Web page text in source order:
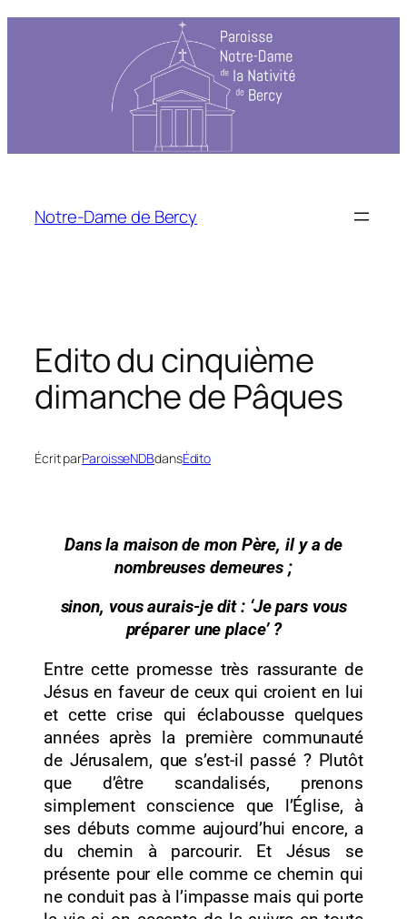
Notre-Dame de Bercy
Edito du cinquième
dimanche de Pâques
Écrit parParoisseNDBdansÉdito
Dans la maison de mon Père, il y a de
nombreuses demeures ;
sinon, vous aurais-je dit : ‘Je pars vous
préparer une place’ ?
Entre cette promesse très rassurante de
Jésus en faveur de ceux qui croient en lui
et cette crise qui éclabousse quelques
années après la première communauté
de Jérusalem, que s’est-il passé ? Plutôt
que d’être scandalisés, prenons
simplement conscience que l’Église, à
ses débuts comme aujourd’hui encore, a
du chemin à parcourir. Et Jésus se
présente pour elle comme ce chemin qui
ne conduit pas à l’impasse mais qui porte